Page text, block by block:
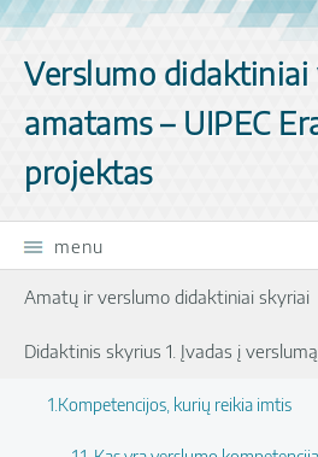
Verslumo didaktiniai
amatams – UIPEC
projektas
menu
Amatų ir verslumo didaktiniai skyriai
Didaktinis skyrius 1. Įvadas į verslumą
1.Kompetencijos, kurių reikia imtis